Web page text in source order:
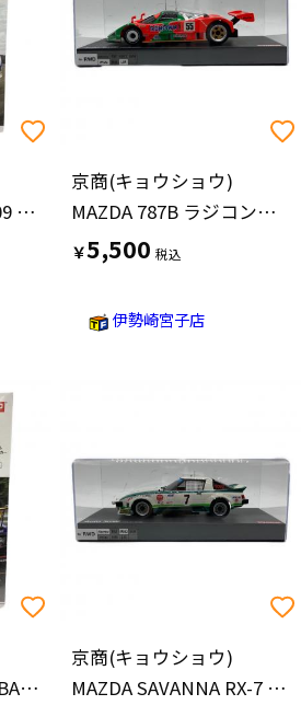
MINI CAR&BOOK S209 ミニカー
京商(キョウショウ)
MAZDA 787B ラジコンモデルカー
￥5,500
伊勢崎宮子店
MINI CAR&BOOK SUBARU WRX NBR CHALLENGE 2024 ミニカー
京商(キョウショウ)
MAZDA SAVANNA RX-7 ラジコンモデルカー